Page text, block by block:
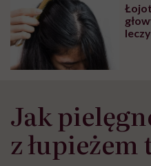
Jak
z łupieżem